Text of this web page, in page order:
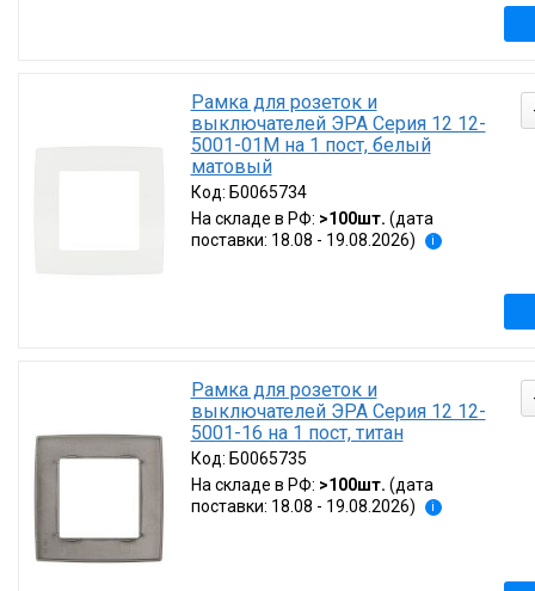
Рамка для розеток и
выключателей ЭРА Серия 12 12-
5001-01М на 1 пост, белый
матовый
Код: Б0065734
На складе в РФ: >100шт. (дата
поставки: 18.08 - 19.08.2026)
i
Рамка для розеток и
выключателей ЭРА Серия 12 12-
5001-16 на 1 пост, титан
Код: Б0065735
На складе в РФ: >100шт. (дата
поставки: 18.08 - 19.08.2026)
i